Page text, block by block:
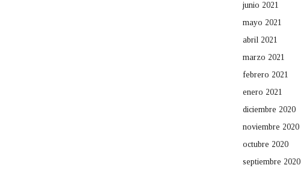
junio 2021
mayo 2021
abril 2021
marzo 2021
febrero 2021
enero 2021
diciembre 2020
noviembre 2020
octubre 2020
septiembre 2020